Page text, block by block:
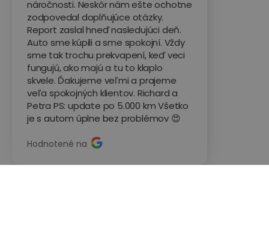
náročnosti. Neskôr nám ešte ochotne
zodpovedal doplňujúce otázky.
Report zaslal hneď nasledujúci deň.
Auto sme kúpili a sme spokojní. Vždy
sme tak trochu prekvapení, keď veci
fungujú, ako majú a tu to klaplo
skvele. Ďakujeme veľmi a prajeme
veľa spokojných klientov. Richard a
Petra PS: update po 5.000 km Všetko
je s autom úplne bez problémov 😍
Hodnotené na